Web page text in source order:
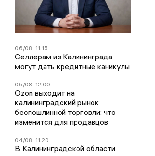
06/08 11:15
Селлерам из Калининграда
могут дать кредитные каникулы
05/08 12:00
Ozon выходит на
калининградский рынок
беспошлинной торговли: что
изменится для продавцов
04/08 11:20
В Калининградской области